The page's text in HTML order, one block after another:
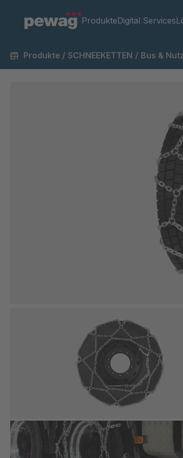
ProdukteDigital Services
Produkte / SCHNEEKETTEN / Bus &